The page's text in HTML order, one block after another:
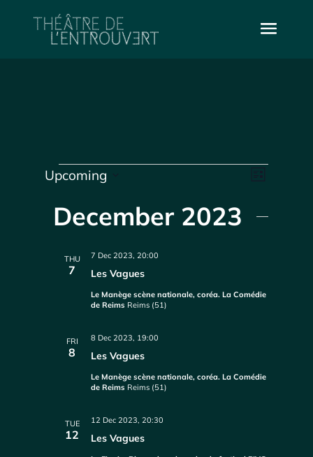
Events
Upcoming
December 2023
THU
7 Les Vagues
7 Dec 2023, 20:00
Le Manège scène nationale, coréa. La Comédie
de Reims Reims (51)
FRI
8 Les Vagues
8 Dec 2023, 19:00
Le Manège scène nationale, coréa. La Comédie
de Reims Reims (51)
TUE
12 Les Vagues
12 Dec 2023, 20:30